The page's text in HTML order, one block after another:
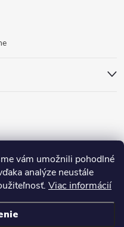
vám umožnili pohodlné
analýze neustále
Viac informácií